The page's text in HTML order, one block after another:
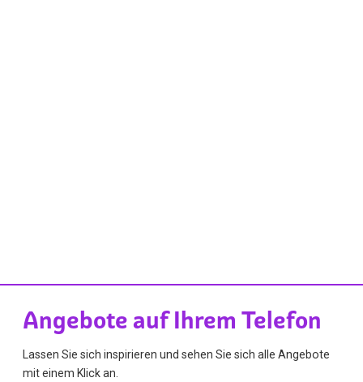
Angebote auf Ihrem Telefon
Lassen Sie sich inspirieren und sehen Sie sich alle Angebote
mit einem Klick an.